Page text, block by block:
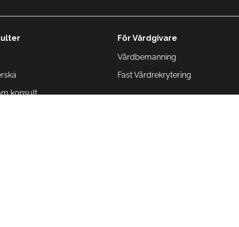
konsult
För Vårdgivare
Vårdbemanning
Fast Vårdrekrytering